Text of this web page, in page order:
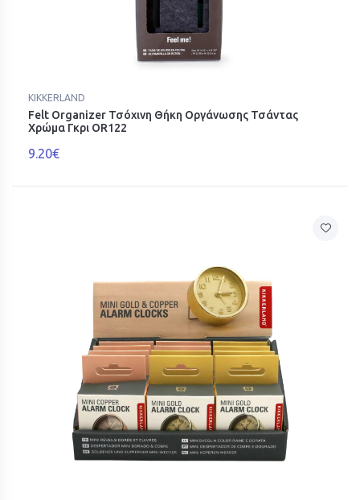
KIKKERLAND
Felt Organizer Τσόχινη Θήκη Οργάνωσης Τσάντας
Χρώμα Γκρι OR122
9.20€